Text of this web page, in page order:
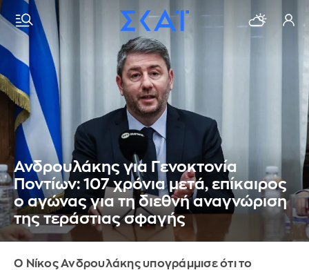
Ανδρουλάκης για Γενοκτονία
Ποντίων: 107 χρόνια μετά, επίκαιρος
ο αγώνας για τη διεθνή αναγνώριση
της τεράστιας σφαγής
Ο Νίκος Ανδρουλάκης υπογράμμισε ότι το